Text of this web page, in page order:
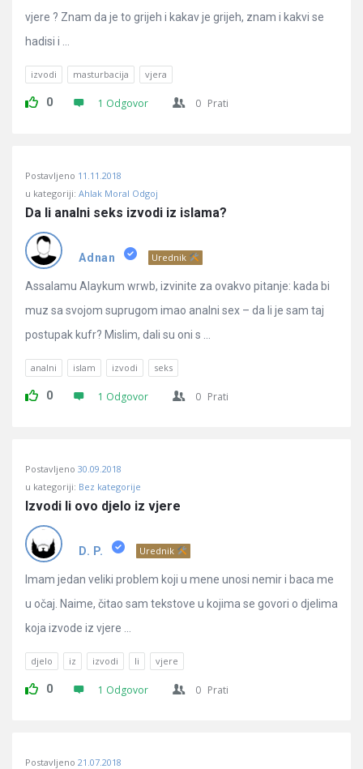
vjere ? Znam da je to grijeh i kakav je grijeh, znam i kakvi se
hadisi i ...
izvodi masturbacija vjera
0 1 Odgovor 0 Prati
Postavljeno 11.11.2018
u kategoriji: Ahlak Moral Odgoj
Da li analni seks izvodi iz islama?
Adnan Urednik
Assalamu Alaykum wrwb, izvinite za ovakvo pitanje: kada bi
muz sa svojom suprugom imao analni sex – da li je sam taj
postupak kufr? Mislim, dali su oni s ...
analni islam izvodi seks
0 1 Odgovor 0 Prati
Postavljeno 30.09.2018
u kategoriji: Bez kategorije
Izvodi li ovo djelo iz vjere
D. P. Urednik
Imam jedan veliki problem koji u mene unosi nemir i baca me
u očaj. Naime, čitao sam tekstove u kojima se govori o djelima
koja izvode iz vjere ...
djelo iz izvodi li vjere
0 1 Odgovor 0 Prati
Postavljeno 21.07.2018